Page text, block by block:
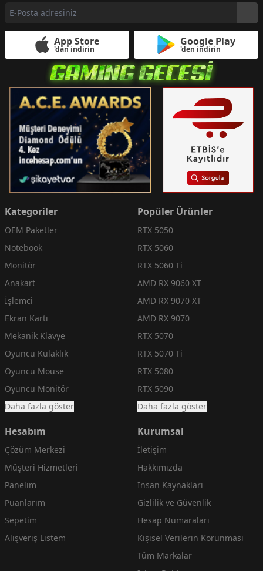
App Store
'dan indirin
Google Play
'den indirin
Kategoriler
OEM Paketler
Notebook
Monitör
Anakart
İşlemci
Ekran Kartı
Mekanik Klavye
Oyuncu Kulaklık
Oyuncu Mouse
Oyuncu Monitör
Daha fazla göster
Popüler Ürünler
RTX 5050
RTX 5060
RTX 5060 Ti
AMD RX 9060 XT
AMD RX 9070 XT
AMD RX 9070
RTX 5070
RTX 5070 Ti
RTX 5080
RTX 5090
Daha fazla göster
Hesabım
Çözüm Merkezi
Müşteri Hizmetleri
Panelim
Puanlarım
Sepetim
Alışveriş Listem
Kurumsal
İletişim
Hakkımızda
İnsan Kaynakları
Gizlilik ve Güvenlik
Hesap Numaraları
Kişisel Verilerin Korunması
Tüm Markalar